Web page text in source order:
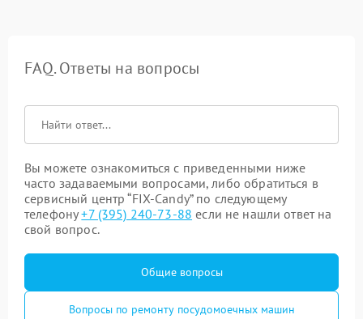
FAQ. Ответы на вопросы
Вы можете ознакомиться с приведенными ниже
часто задаваемыми вопросами, либо обратиться в
сервисный центр “FIX-Candy” по следующему
телефону+7 (395) 240-73-88 если не нашли ответ на
свой вопрос.
Общие вопросы
Вопросы по ремонту посудомоечных машин